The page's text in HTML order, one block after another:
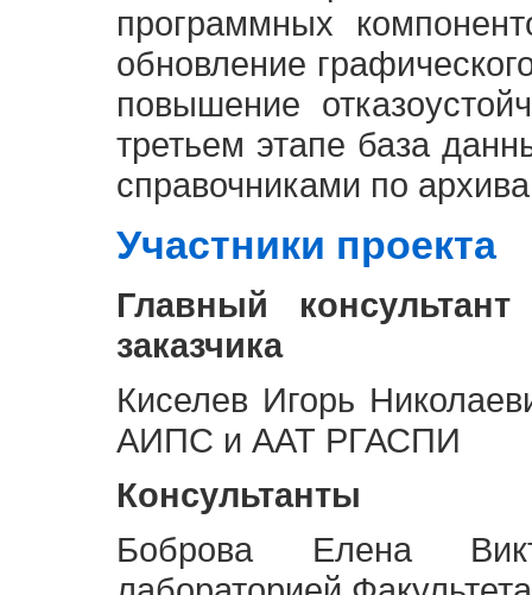
программных
обновление
повышение
третьем этапе база
справочниками по
Участники проекта
Главный
заказчика
Киселев Игорь
АИПС и ААТ РГАСПИ
Консультанты
Боброва Елена